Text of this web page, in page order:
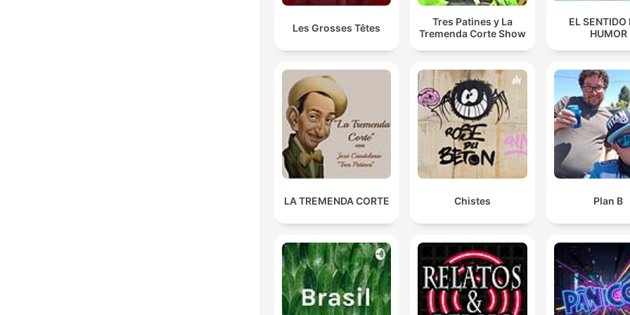
Les Grosses Têtes
Tres Patines y La
Tremenda Corte Show
EL SENTIDO
HUMOR
LA TREMENDA CORTE Chistes Plan B